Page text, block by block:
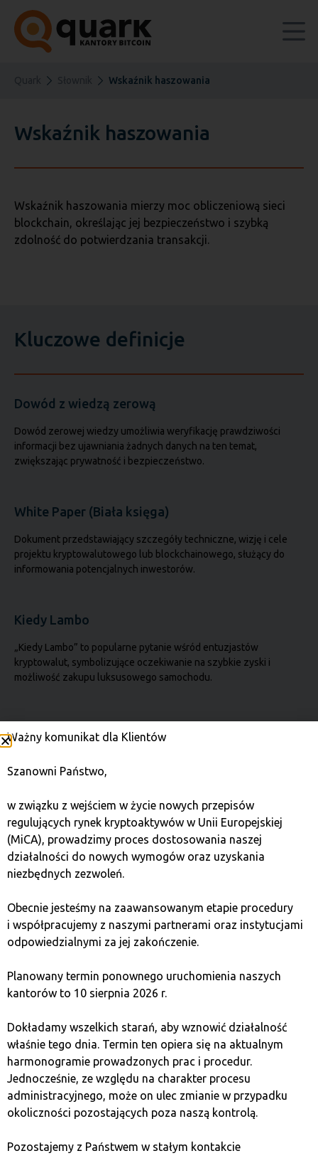
Wskaźnik haszowania
Wskaźnik haszowania
Wskaźnik haszowania mierzy moc obliczeniową sieci
blockchain, określając jej bezpieczeństwo i szybką
zdolność do potwierdzania transakcji.
Kluczowe definicje
Dowód z wiedzą zerową
Dowód zerowej wiedzy umożliwia weryfikację prawdziwości
informacji bez ujawniania żadnych danych na ten temat,
zwiększając prywatność i bezpieczeństwo.
White Paper (Biała księga)
Dokument przedstawiający szczegóły techniczne, wizję i cele
projektu kryptowalutowego lub blockchainowego, służący do
informowania potencjalnych inwestorów.
Kiedy Lambo
„Kiedy Lambo” to popularne pytanie wśród entuzjastów
kryptowalut, symbolizujące oczekiwanie na szybkie zyski i
możliwość zakupu luksusowego samochodu.
Portfel kryptowalutowy
wysyłania i odbierania kryptowalut, kontrolowane za pomocą
Wahania w kryptowalutach
Zmienność odnosi się do gwałtownych i częstych zmian cen
kryptowalut, co czyni inwestowanie w nie zarówno ryzykownym,
Waluta wirtualna
Wirtualna waluta to cyfrowy środek wymiany wartości,
niekontrolowany przez tradycyjne banki, używany głównie w
transakcjach internetowych.
Ważny komunikat dla Klientów
Szanowni Państwo,
w związku z wejściem w życie nowych przepisów
regulujących rynek kryptoaktywów w Unii Europejskiej
(MiCA), prowadzimy proces dostosowania naszej
działalności do nowych wymogów oraz uzyskania
niezbędnych zezwoleń.
Obecnie jesteśmy na zaawansowanym etapie procedury
i współpracujemy z naszymi partnerami oraz instytucjami
odpowiedzialnymi za jej zakończenie.
Planowany termin ponownego uruchomienia naszych
kantorów to 10 sierpnia 2026 r.
Dokładamy wszelkich starań, aby wznowić działalność
właśnie tego dnia. Termin ten opiera się na aktualnym
harmonogramie prowadzonych prac i procedur.
Jednocześnie, ze względu na charakter procesu
administracyjnego, może on ulec zmianie w przypadku
okoliczności pozostających poza naszą kontrolą.
Pozostajemy z Państwem w stałym kontakcie